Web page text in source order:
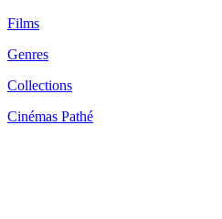
Films
Genres
Collections
Cinémas Pathé